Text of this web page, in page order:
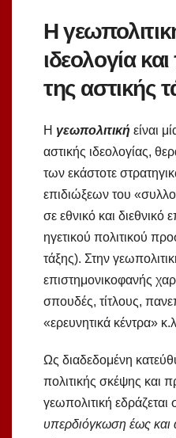
Η
ιδεολογία
της αστικής
Η γεωπολιτική είναι
αστικής ιδεολογίας,
των εκάστοτε
επιδιώξεων του
σε εθνικό και διεθνικό
ηγετικού πολιτικού
τάξης). Στην
επιστημονικοφανής
σπουδές, τίτλους,
«ερευνητικά κέντρα»
Ως διαδεδομένη
πολιτικής σκέψης και
γεωπολιτική εδράζεται
υπερδιόγκωση έως και